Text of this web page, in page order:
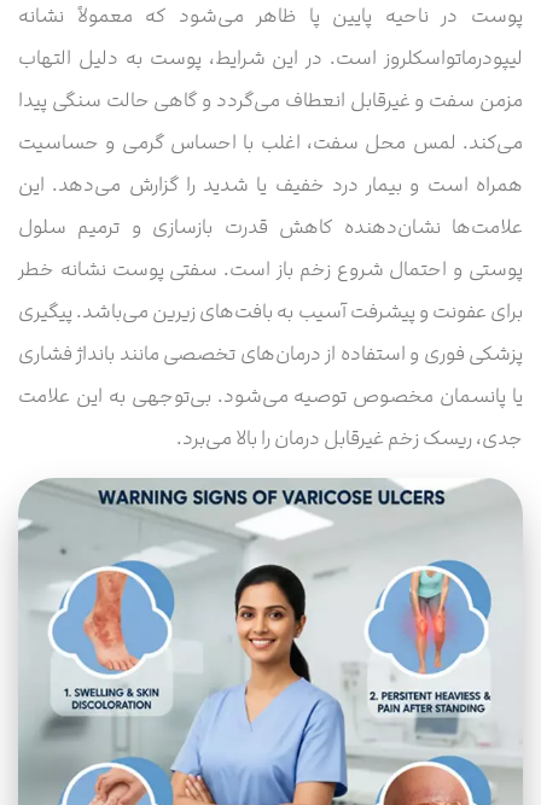
پوست در ناحیه پایین پا ظاهر می‌شود که معمولاً نشانه
لیپودرماتواسکلروز است. در این شرایط، پوست به دلیل التهاب
مزمن سفت و غیرقابل انعطاف می‌گردد و گاهی حالت سنگی پیدا
می‌کند. لمس محل سفت، اغلب با احساس گرمی و حساسیت
همراه است و بیمار درد خفیف یا شدید را گزارش می‌دهد. این
علامت‌ها نشان‌دهنده کاهش قدرت بازسازی و ترمیم سلول
پوستی و احتمال شروع زخم باز است. سفتی پوست نشانه خطر
برای عفونت و پیشرفت آسیب به بافت‌های زیرین می‌باشد. پیگیری
پزشکی فوری و استفاده از درمان‌های تخصصی مانند بانداژ فشاری
یا پانسمان مخصوص توصیه می‌شود. بی‌توجهی به این علامت
جدی، ریسک زخم غیرقابل درمان را بالا می‌برد.